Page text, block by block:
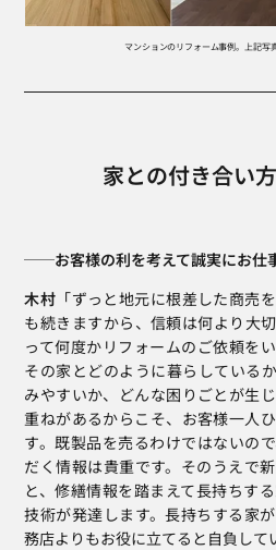
マンションのリフォーム事例。上記写
家との付き合い
──お客様の利を考えて誠実にお仕
木村 「ずっと地元に根差した商売
も続きますから、信頼は何より大
って何度かリフォームのご依頼を
その家とどのように暮らしている
みやすいか、どんな困りごとが生
重ねがあるからこそ、お客様一人
す。既製品を売るわけではないの
だく情報は貴重です。そのうえで
と、修繕情報を踏まえて長持ちす
技術が発達します。長持ちする家
務店よりもお役に立てると自負して